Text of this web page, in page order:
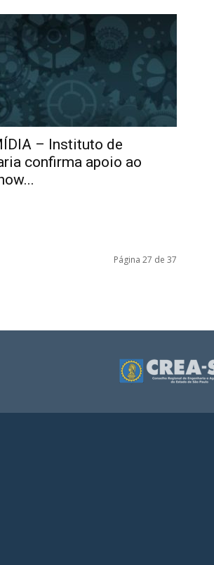
– Instituto de
confirma apoio ao
Página 27 de 37